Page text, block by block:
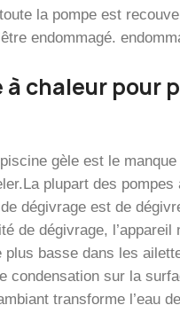
la pompe est
endommagé.
chaleur pour
gèle est le manque
plupart des
dégivrage est de
de dégivrage,
basse dans les
condensation sur la
transforme l’eau